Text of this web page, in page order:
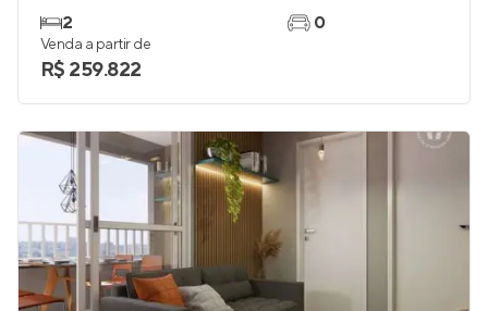
2
0
Venda a partir de
R$ 259.822